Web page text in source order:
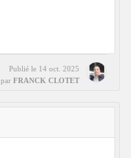
Publié le 14 oct. 2025
par FRANCK CLOTET